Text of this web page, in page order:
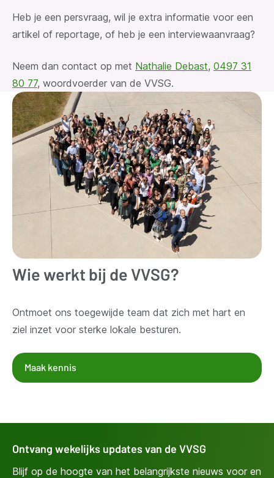
Heb je een persvraag, wil je extra informatie voor een
artikel of reportage, of heb je een interviewaanvraag?
Neem dan contact op met Nathalie Debast, 0497 31
80 77, woordvoerder van de VVSG.
Wie werkt bij de VVSG?
Ontmoet ons toegewijde team dat zich met hart en
ziel inzet voor sterke lokale besturen.
Maak kennis
Ontvang wekelijks updates van de VVSG
Blijf op de hoogte van het belangrijkste nieuws voor en